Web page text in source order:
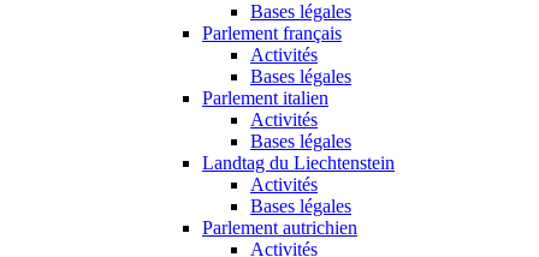
Bases légales
Parlement français
Activités
Bases légales
Parlement italien
Activités
Bases légales
Landtag du Liechtenstein
Activités
Bases légales
Parlement autrichien
Activités